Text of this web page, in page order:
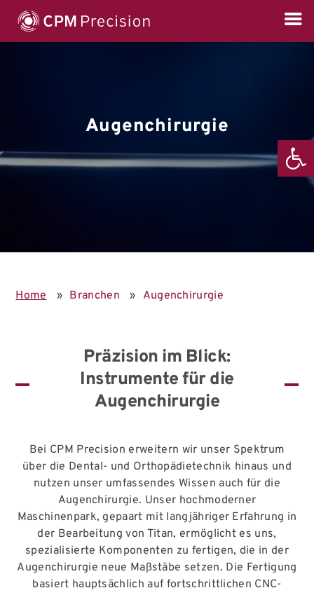
Augenchirurgie
Home » Branchen » Augenchirurgie
Präzision im Blick:
Instrumente für die
Augenchirurgie
Bei CPM Precision erweitern wir unser Spektrum
über die Dental- und Orthopädietechnik hinaus und
nutzen unser umfassendes Wissen auch für die
Augenchirurgie. Unser hochmoderner
Maschinenpark, gepaart mit langjähriger Erfahrung in
der Bearbeitung von Titan, ermöglicht es uns,
spezialisierte Komponenten zu fertigen, die in der
Augenchirurgie neue Maßstäbe setzen. Die Fertigung
basiert hauptsächlich auf fortschrittlichen CNC-